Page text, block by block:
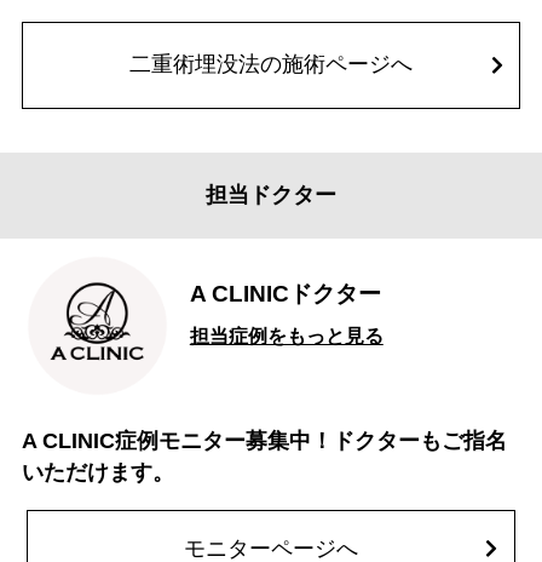
二重術埋没法の施術ページへ
担当ドクター
A CLINICドクター
担当症例をもっと見る
A CLINIC症例モニター募集中！ドクターもご指名
いただけます。
モニターページへ